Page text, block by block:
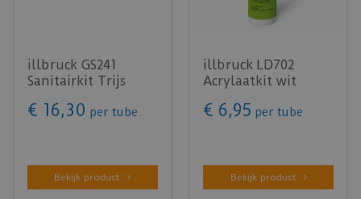
illbruck GS241
Sanitairkit Trijs
€ 16,30 per tube
Bekijk product
illbruck LD702
Acrylaatkit wit
€ 6,95 per tube
Bekijk product